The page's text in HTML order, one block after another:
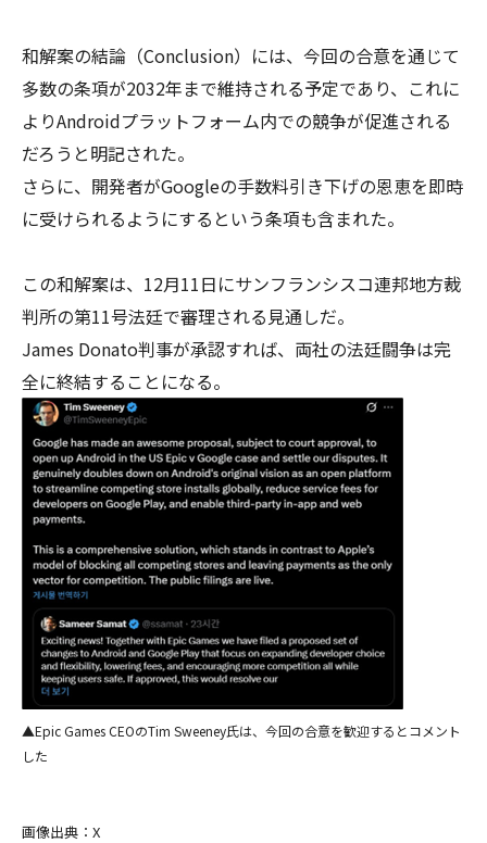
和解案の結論（Conclusion）には、今回の合意を通じて
多数の条項が2032年まで維持される予定であり、これに
よりAndroidプラットフォーム内での競争が促進される
だろうと明記された。
さらに、開発者がGoogleの手数料引き下げの恩恵を即時
に受けられるようにするという条項も含まれた。
この和解案は、12月11日にサンフランシスコ連邦地方裁
判所の第11号法廷で審理される見通しだ。
James Donato判事が承認すれば、両社の法廷闘争は完
全に終結することになる。
▲Epic Games CEOのTim Sweeney氏は、今回の合意を歓迎するとコメント
した
画像出典：X